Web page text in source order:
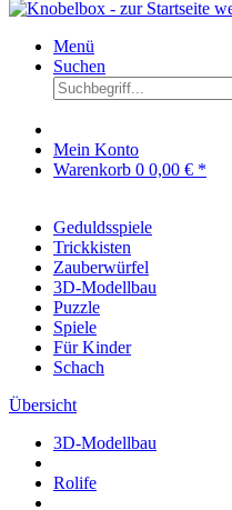
Menü
Suchen
Mein Konto
Warenkorb 0 0,00 € *
Geduldsspiele
Trickkisten
Zauberwürfel
3D-Modellbau
Puzzle
Spiele
Für Kinder
Schach
Übersicht
3D-Modellbau
Rolife